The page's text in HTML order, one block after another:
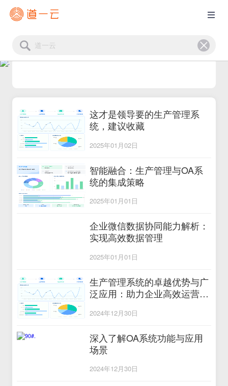
这才是领导要的生产管理系
统，建议收藏
2025年01月02日
智能融合：生产管理与OA系
统的集成策略
2025年01月01日
企业微信数据协同能力解析：
实现高效数据管理
2025年01月01日
生产管理系统的卓越优势与广
泛应用：助力企业高效运营与
2024年12月30日
深入了解OA系统功能与应用
场景
2024年12月30日